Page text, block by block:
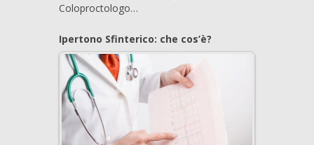
Coloproctologo…
Ipertono Sfinterico: che cos’è?